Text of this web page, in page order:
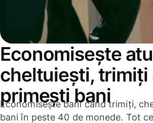
Economisește
cheltuiești, trimiți
primești bani
Economisește bani când trimiți,
bani în peste 40 de monede. Tot